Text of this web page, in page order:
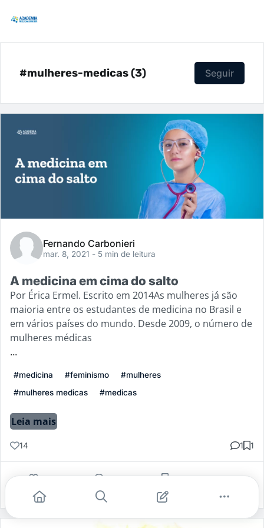
#mulheres-medicas (3) Seguir
Fernando Carbonieri
mar. 8, 2021 - 5 min de leitura
A medicina em cima do salto
Por Érica Ermel. Escrito em 2014As mulheres já são
maioria entre os estudantes de medicina no Brasil e
em vários países do mundo. Desde 2009, o número de
mulheres médicas
...
#medicina #feminismo
#mulheres
#mulheres medicas
#medicas
Leia mais
14 1 1
Gostei Comentar Salvar